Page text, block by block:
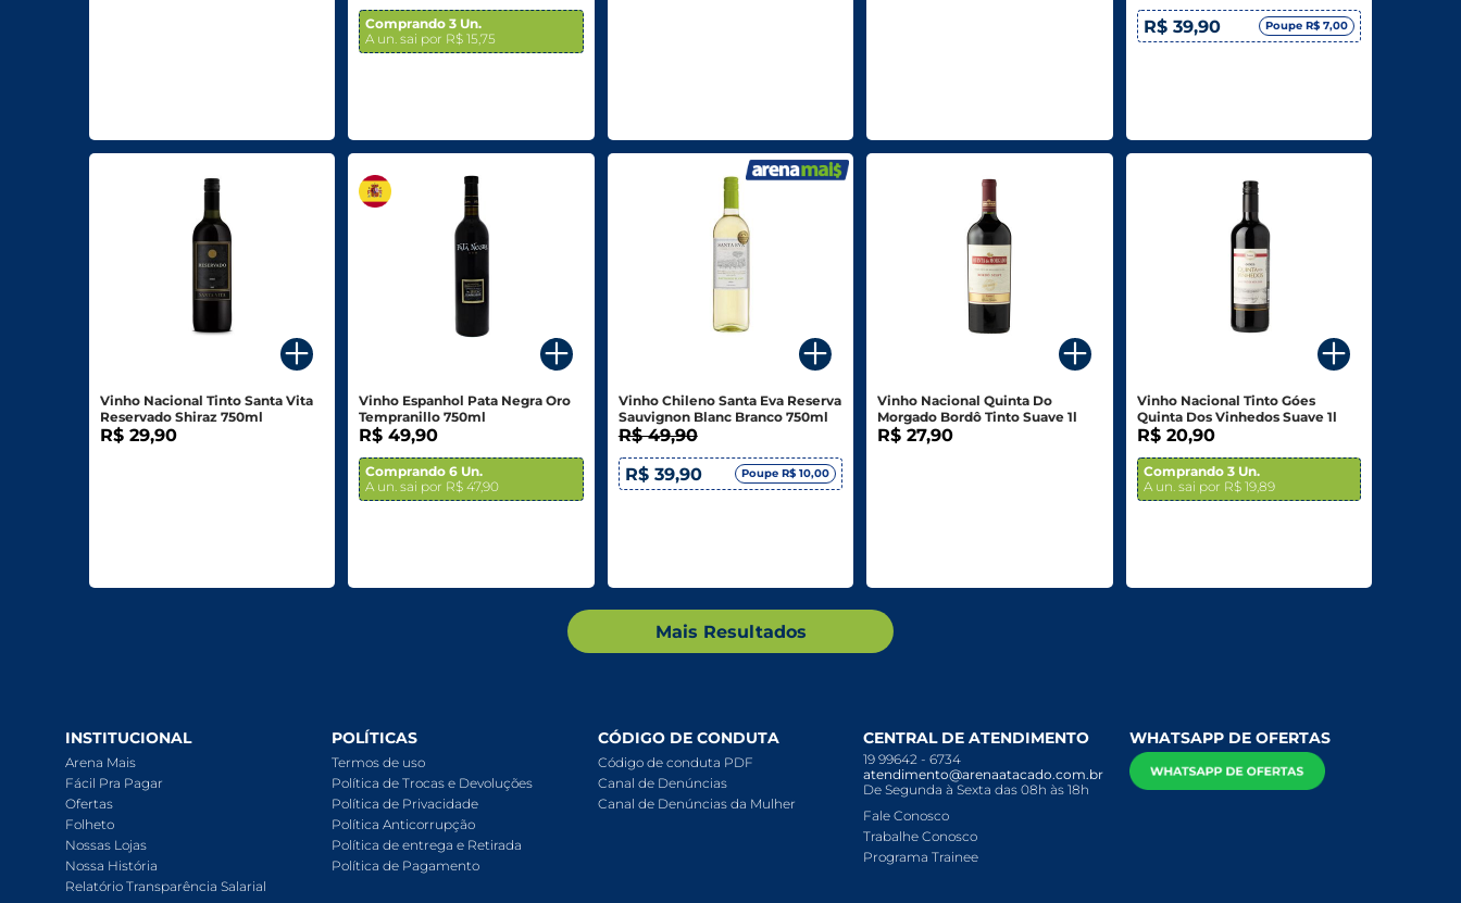
Comprando 3 Un.
A un. sai por R$ 15,75
R$ 39,90
Poupe R$ 7,00
Vinho Nacional Tinto Santa Vita
Reservado Shiraz 750ml
R$ 29,90
Vinho Espanhol Pata Negra Oro
Tempranillo 750ml
R$ 49,90
Comprando 6 Un.
A un. sai por R$ 47,90
Vinho Chileno Santa Eva Reserva
Sauvignon Blanc Branco 750ml
R$ 49,90
R$ 39,90
Poupe R$ 10,00
Vinho Nacional Quinta Do
Morgado Bordô Tinto Suave 1l
R$ 27,90
Vinho Nacional Tinto Góes
Quinta Dos Vinhedos Suave 1l
R$ 20,90
Comprando 3 Un.
A un. sai por R$ 19,89
Mais Resultados
INSTITUCIONAL
Arena Mais
Fácil Pra Pagar
Ofertas
Folheto
Nossas Lojas
Nossa História
Relatório Transparência Salarial
POLÍTICAS
Termos de uso
Política de Trocas e Devoluções
Política de Privacidade
Política Anticorrupção
Política de entrega e Retirada
Política de Pagamento
CÓDIGO DE CONDUTA
Código de conduta PDF
Canal de Denúncias
Canal de Denúncias da Mulher
CENTRAL DE ATENDIMENTO
19 99642 - 6734
atendimento@arenaatacado.com.br
De Segunda à Sexta das 08h às 18h
Fale Conosco
Trabalhe Conosco
Programa Trainee
WHATSAPP DE OFERTAS